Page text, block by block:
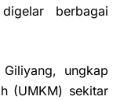
berbagai
ungkap
(UMKM) sekitar